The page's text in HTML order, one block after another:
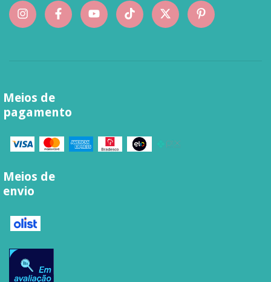
Meios de
pagamento
Meios de
envio